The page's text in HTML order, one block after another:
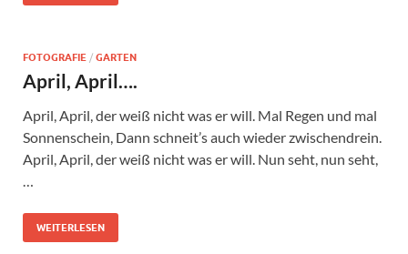
FOTOGRAFIE / GARTEN
April, April….
April, April, der weiß nicht was er will. Mal Regen und mal
Sonnenschein, Dann schneit’s auch wieder zwischendrein.
April, April, der weiß nicht was er will. Nun seht, nun seht,
…
WEITERLESEN